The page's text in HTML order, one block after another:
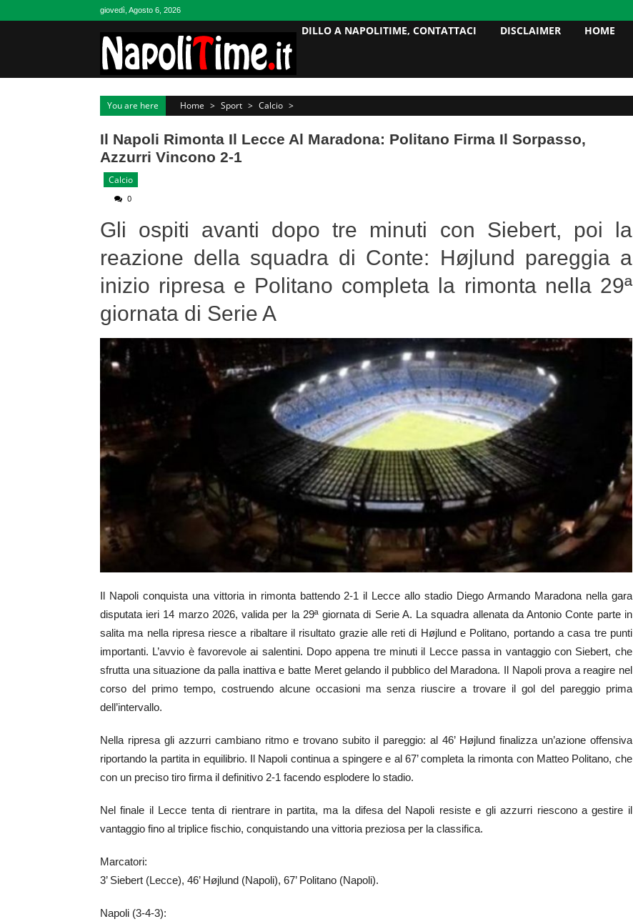
giovedì, Agosto 6, 2026
DILLO A NAPOLITIME, CONTATTACI DISCLAIMER HOME
You are here Home > Sport > Calcio >
Il Napoli Rimonta Il Lecce Al Maradona: Politano Firma Il Sorpasso,
Azzurri Vincono 2-1
Calcio
0
Gli ospiti avanti dopo tre minuti con Siebert, poi la
reazione della squadra di Conte: Højlund pareggia a
inizio ripresa e Politano completa la rimonta nella 29ª
giornata di Serie A
Il Napoli conquista una vittoria in rimonta battendo 2-1 il Lecce allo stadio Diego Armando Maradona nella gara
disputata ieri 14 marzo 2026, valida per la 29ª giornata di Serie A. La squadra allenata da Antonio Conte parte in
salita ma nella ripresa riesce a ribaltare il risultato grazie alle reti di Højlund e Politano, portando a casa tre punti
importanti. L’avvio è favorevole ai salentini. Dopo appena tre minuti il Lecce passa in vantaggio con Siebert, che
sfrutta una situazione da palla inattiva e batte Meret gelando il pubblico del Maradona. Il Napoli prova a reagire nel
corso del primo tempo, costruendo alcune occasioni ma senza riuscire a trovare il gol del pareggio prima
dell’intervallo.
Nella ripresa gli azzurri cambiano ritmo e trovano subito il pareggio: al 46’ Højlund finalizza un’azione offensiva
riportando la partita in equilibrio. Il Napoli continua a spingere e al 67’ completa la rimonta con Matteo Politano, che
con un preciso tiro firma il definitivo 2-1 facendo esplodere lo stadio.
Nel finale il Lecce tenta di rientrare in partita, ma la difesa del Napoli resiste e gli azzurri riescono a gestire il
vantaggio fino al triplice fischio, conquistando una vittoria preziosa per la classifica.
Marcatori:
3’ Siebert (Lecce), 46’ Højlund (Napoli), 67’ Politano (Napoli).
Napoli (3-4-3):